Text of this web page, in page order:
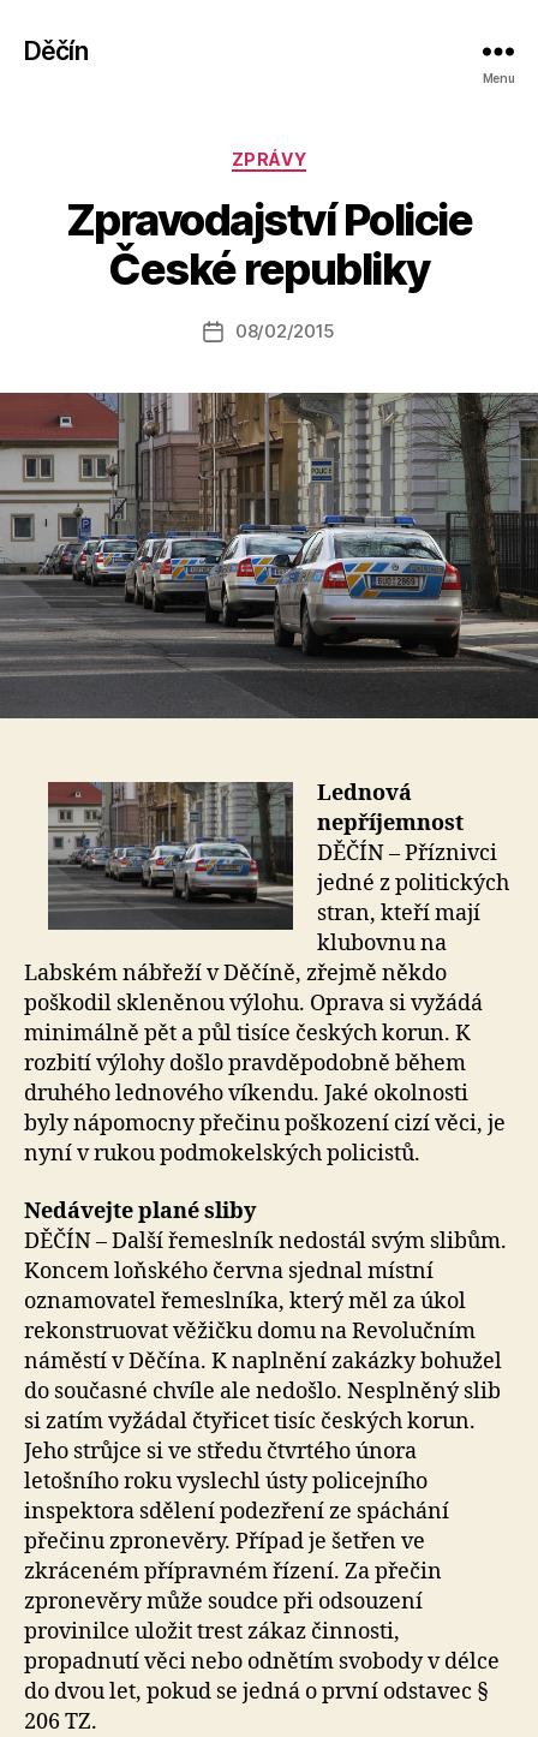
Děčín
Menu
Rubriky
ZPRÁVY
Zpravodajství Policie
České republiky
Autor
příspěvku
u
o
a
s
o
Datum
08/02/2015
Lednová
nepříjemnost
DĚČÍN – Příznivci
jedné z politických
stran, kteří mají
klubovnu na
Labském nábřeží v Děčíně, zřejmě někdo
poškodil skleněnou výlohu. Oprava si vyžádá
minimálně pět a půl tisíce českých korun. K
rozbití výlohy došlo pravděpodobně během
druhého lednového víkendu. Jaké okolnosti
byly nápomocny přečinu poškození cizí věci, je
nyní v rukou podmokelských policistů.
Nedávejte plané sliby
DĚČÍN – Další řemeslník nedostál svým slibům.
Koncem loňského června sjednal místní
oznamovatel řemeslníka, který měl za úkol
rekonstruovat věžičku domu na Revolučním
náměstí v Děčína. K naplnění zakázky bohužel
do současné chvíle ale nedošlo. Nesplněný slib
si zatím vyžádal čtyřicet tisíc českých korun.
Jeho strůjce si ve středu čtvrtého února
letošního roku vyslechl ústy policejního
inspektora sdělení podezření ze spáchání
přečinu zpronevěry. Případ je šetřen ve
zkráceném přípravném řízení. Za přečin
zpronevěry může soudce při odsouzení
provinilce uložit trest zákaz činnosti,
propadnutí věci nebo odnětím svobody v délce
do dvou let, pokud se jedná o první odstavec §
206 TZ.